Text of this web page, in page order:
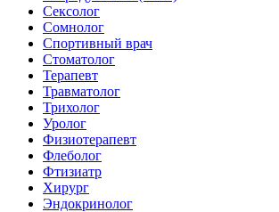
Сексолог
Сомнолог
Спортивный врач
Стоматолог
Терапевт
Травматолог
Трихолог
Уролог
Физиотерапевт
Флеболог
Фтизиатр
Хирург
Эндокринолог